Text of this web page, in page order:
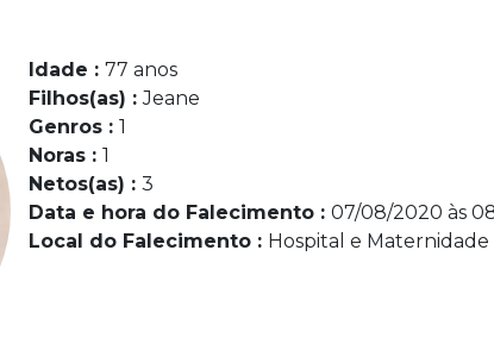
Idade : 77 anos
Filhos(as) :Jeane
Genros : 1
Noras : 1
Netos(as) : 3
Data e hora do Falecimento : 07/08/2020 às
Local do Falecimento : Hospital e Maternidade